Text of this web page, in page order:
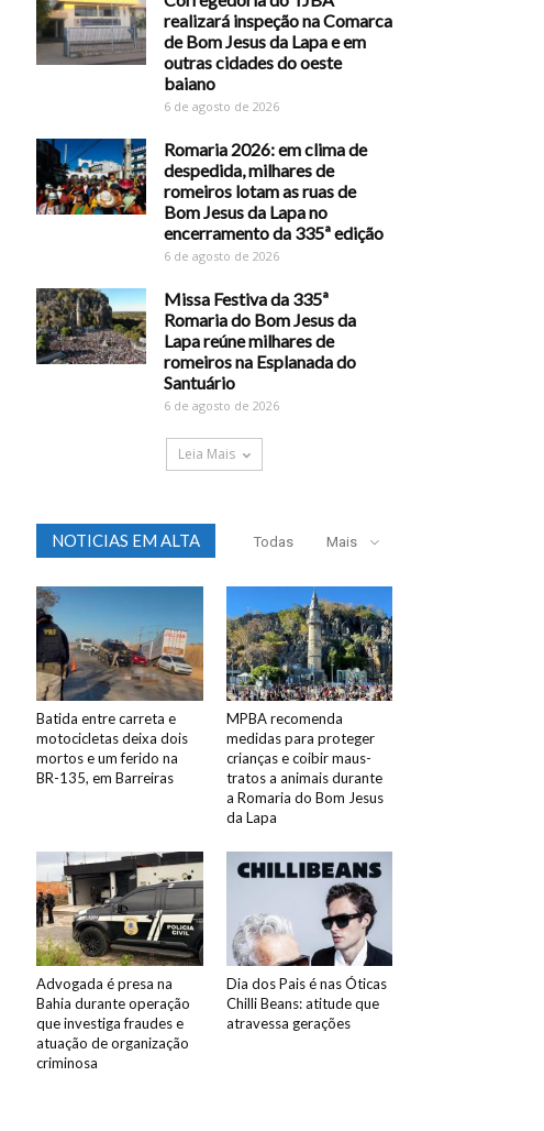
realizará inspeção na Comarca
de Bom Jesus da Lapa e em
outras cidades do oeste
baiano
6 de agosto de 2026
Romaria 2026: em clima de
despedida, milhares de
romeiros lotam as ruas de
Bom Jesus da Lapa no
encerramento da 335ª edição
6 de agosto de 2026
Missa Festiva da 335ª
Romaria do Bom Jesus da
Lapa reúne milhares de
romeiros na Esplanada do
Santuário
6 de agosto de 2026
Leia Mais
NOTICIAS EM ALTA Todas Mais
Batida entre carreta e
motocicletas deixa dois
mortos e um ferido na
BR-135, em Barreiras
MPBA recomenda
medidas para proteger
crianças e coibir maus-
tratos a animais durante
a Romaria do Bom Jesus
da Lapa
Advogada é presa na
Bahia durante operação
que investiga fraudes e
atuação de organização
criminosa
Dia dos Pais é nas Óticas
Chilli Beans: atitude que
atravessa gerações